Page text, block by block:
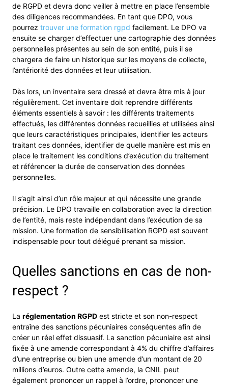
de RGPD et devra donc veiller à mettre en place l’ensemble
des diligences recommandées. En tant que DPO, vous
pourrez trouver une formation rgpd facilement. Le DPO va
ensuite se charger d’effectuer une cartographie des données
personnelles présentes au sein de son entité, puis il se
chargera de faire un historique sur les moyens de collecte,
l’antériorité des données et leur utilisation.
Dès lors, un inventaire sera dressé et devra être mis à jour
régulièrement. Cet inventaire doit reprendre différents
éléments essentiels à savoir : les différents traitements
effectués, les différentes données recueillies et utilisées ainsi
que leurs caractéristiques principales, identifier les acteurs
traitant ces données, identifier de quelle manière est mis en
place le traitement les conditions d’exécution du traitement
et référencer la durée de conservation des données
personnelles.
Il s’agit ainsi d’un rôle majeur et qui nécessite une grande
précision. Le DPO travaille en collaboration avec la direction
de l’entité, mais reste indépendant dans l’exécution de sa
mission. Une formation de sensibilisation RGPD est souvent
indispensable pour tout délégué prenant sa mission.
Quelles sanctions en cas de non-
respect ?
La réglementation RGPD est stricte et son non-respect
entraîne des sanctions pécuniaires conséquentes afin de
créer un réel effet dissuasif. La sanction pécuniaire est ainsi
fixée à une amende correspondant à 4% du chiffre d’affaires
d’une entreprise ou bien une amende d’un montant de 20
millions d’euros. Outre cette amende, la CNIL peut
également prononcer un rappel à l’ordre, prononcer une